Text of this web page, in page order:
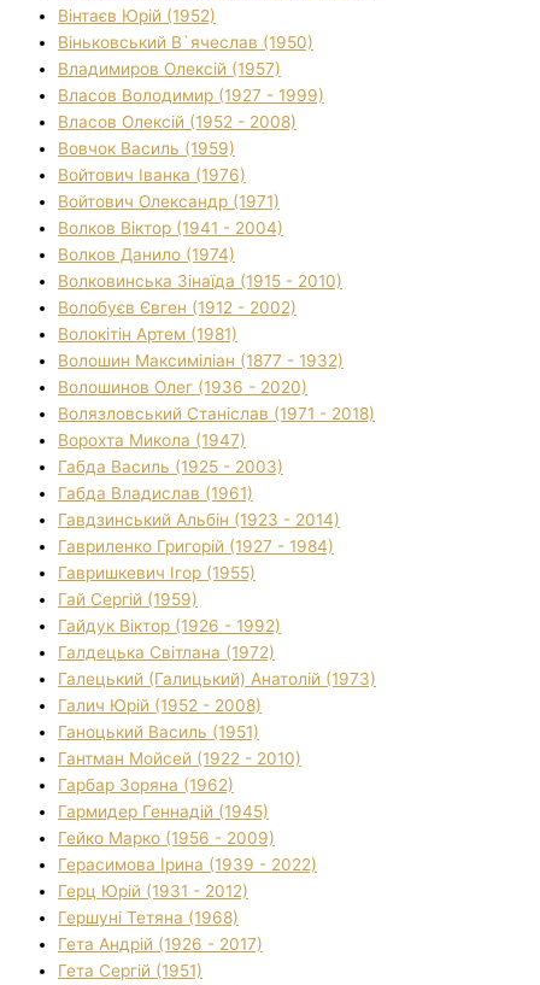
Вінтаєв Юрій (1952)
Віньковський В`ячеслав (1950)
Владимиров Олексій (1957)
Власов Володимир (1927 - 1999)
Власов Олексій (1952 - 2008)
Вовчок Василь (1959)
Войтович Іванка (1976)
Войтович Олександр (1971)
Волков Віктор (1941 - 2004)
Волков Данило (1974)
Волковинська Зінаїда (1915 - 2010)
Волобуєв Євген (1912 - 2002)
Волокітін Артем (1981)
Волошин Максиміліан (1877 - 1932)
Волошинов Олег (1936 - 2020)
Волязловський Станіслав (1971 - 2018)
Ворохта Микола (1947)
Габда Василь (1925 - 2003)
Габда Владислав (1961)
Гавдзинський Альбін (1923 - 2014)
Гавриленко Григорій (1927 - 1984)
Гавришкевич Ігор (1955)
Гай Сергій (1959)
Гайдук Віктор (1926 - 1992)
Галдецька Світлана (1972)
Галецький (Галицький) Анатолій (1973)
Галич Юрій (1952 - 2008)
Ганоцький Василь (1951)
Гантман Мойсей (1922 - 2010)
Гарбар Зоряна (1962)
Гармидер Геннадій (1945)
Гейко Марко (1956 - 2009)
Герасимова Ірина (1939 - 2022)
Герц Юрій (1931 - 2012)
Гершуні Тетяна (1968)
Гета Андрій (1926 - 2017)
Гета Сергій (1951)